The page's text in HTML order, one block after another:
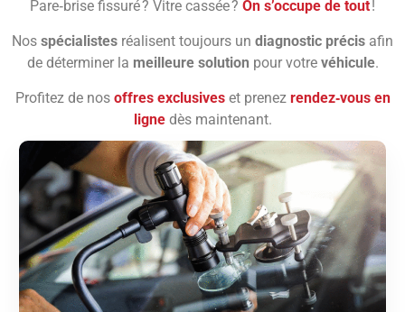
Pare‑brise fissuré ? Vitre cassée ? On s’occupe de tout!
Nos spécialistes réalisent toujours un diagnostic précis afin
de déterminer la meilleure solution pour votre véhicule.
Profitez de nos offres exclusiveset prenez rendez‑vous en
lignedès maintenant.